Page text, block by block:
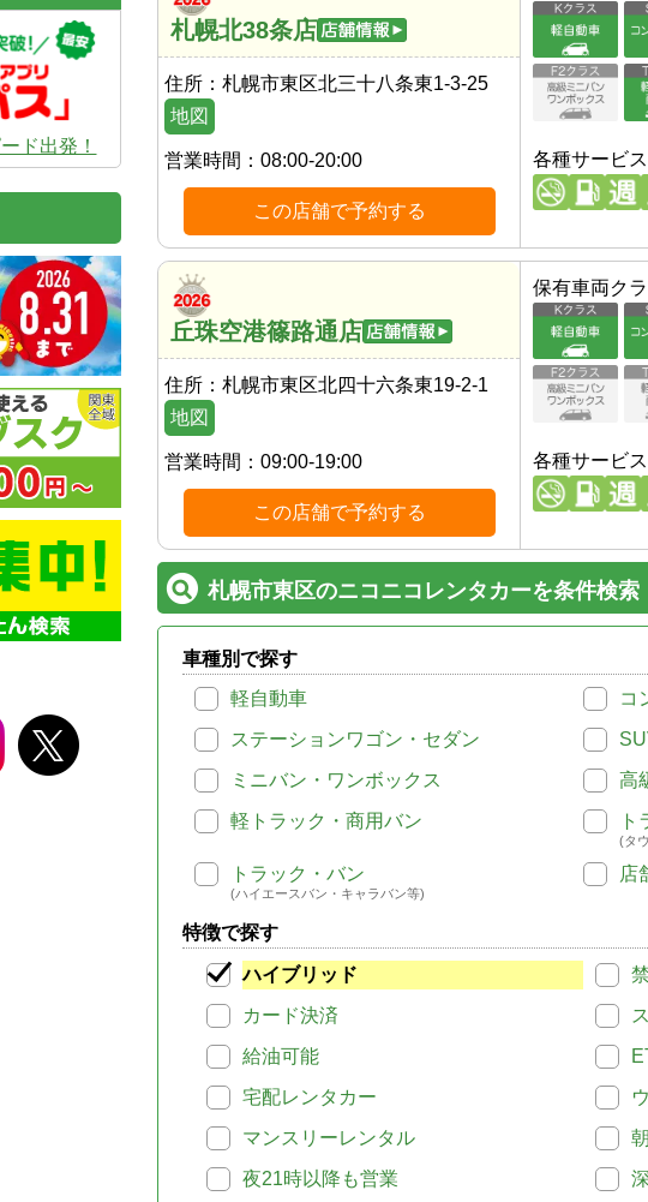
札幌北38条店
住所： 札幌市東区北三十八条東1-3-25
地図
営業時間： 08:00-20:00
この店舗で予約する
各種サービス
丘珠空港篠路通店
住所： 札幌市東区北四十六条東19-2-1
地図
営業時間： 09:00-19:00
この店舗で予約する
保有車両ク
各種サービス
札幌市東区のニコニコレンタカーを条件検索
車種別で探す
軽自動車
コ
ステーションワゴン・セダン
ミニバン・ワンボックス
高
軽トラック・商用バン
ト
(タ
トラック・バン
(ハイエースバン・キャラバン等)
店
特徴で探す
ハイブリッド
カード決済
給油可能
宅配レンタカー
マンスリーレンタル
夜21時以降も営業
ド出発！